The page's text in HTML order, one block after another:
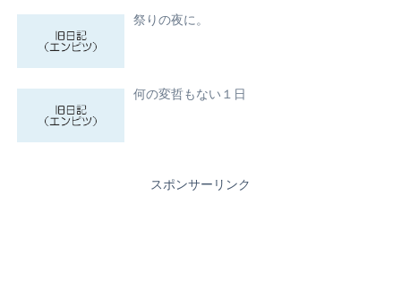
祭りの夜に。
何の変哲もない１日
スポンサーリンク